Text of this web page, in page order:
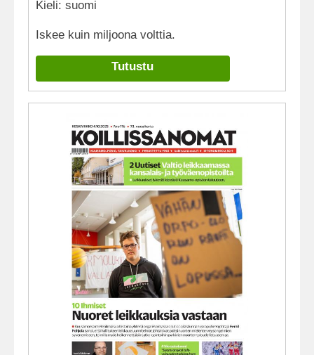
Kieli: suomi
Iskee kuin miljoona volttia.
Tutustu